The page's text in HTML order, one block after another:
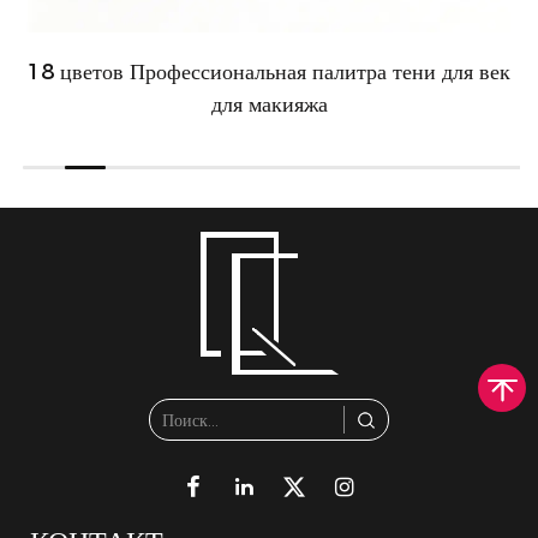
18 цветов Профессиональная палитра тени для век
для макияжа